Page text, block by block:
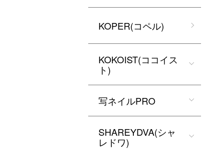
KOPER(コペル)
KOKOIST(ココイス
ト)
写ネイルPRO
SHAREYDVA(シャ
レドワ)